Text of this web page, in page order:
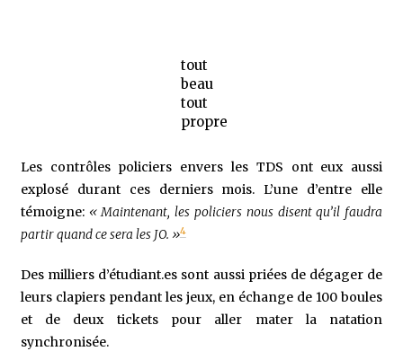
tout
beau
tout
propre
Les contrôles policiers envers les TDS ont eux aussi
explosé durant ces derniers mois. L’une d’entre elle
témoigne: « Maintenant, les policiers nous disent qu’il faudra
partir quand ce sera les JO. »4
Des milliers d’étudiant.es sont aussi priées de dégager de
leurs clapiers pendant les jeux, en échange de 100 boules
et de deux tickets pour aller mater la natation
synchronisée.